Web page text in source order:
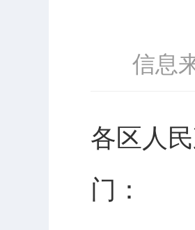
信息
各区人
门：